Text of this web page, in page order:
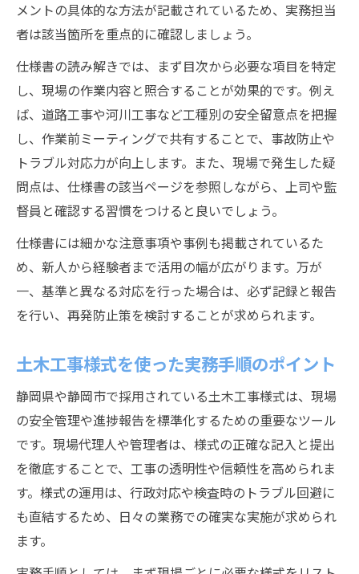
メントの具体的な方法が記載されているため、実務担当
者は該当箇所を重点的に確認しましょう。
仕様書の読み解きでは、まず目次から必要な項目を特定
し、現場の作業内容と照合することが効果的です。例え
ば、道路工事や河川工事など工種別の安全留意点を把握
し、作業前ミーティングで共有することで、事故防止や
トラブル対応力が向上します。また、現場で発生した疑
問点は、仕様書の該当ページを参照しながら、上司や監
督員と確認する習慣をつけると良いでしょう。
仕様書には細かな注意事項や事例も掲載されているた
め、新人から経験者まで活用の幅が広がります。万が
一、基準と異なる対応を行った場合は、必ず記録と報告
を行い、再発防止策を検討することが求められます。
土木工事様式を使った実務手順のポイント
静岡県や静岡市で採用されている土木工事様式は、現場
の安全管理や進捗報告を標準化するための重要なツール
です。現場代理人や管理者は、様式の正確な記入と提出
を徹底することで、工事の透明性や信頼性を高められま
す。様式の運用は、行政対応や検査時のトラブル回避に
も直結するため、日々の業務での確実な実施が求められ
ます。